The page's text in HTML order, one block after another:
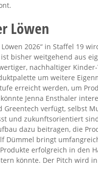
Löwen
2026“ in Staffel 19
bisher weitgehend aus
nachhaltiger
um weitere
erreicht werden, um
Jenna Ensthaler
verfügt, selbst
und zukunftsorientiert
dazu beitragen, die
Dümmel bringt
erfolgreich in den
könnte. Der Pitch wird